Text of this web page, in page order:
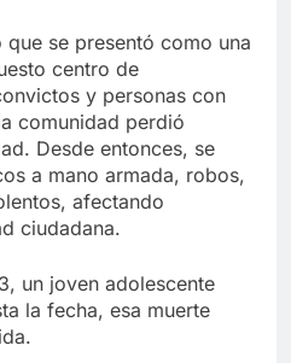
se presentó como una
centro de
y personas con
comunidad perdió
Desde entonces, se
a mano armada, robos,
afectando
ciudadana.
un joven adolescente
la fecha, esa muerte